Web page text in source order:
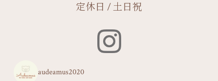
定休日 / 土日祝
audeamus2020